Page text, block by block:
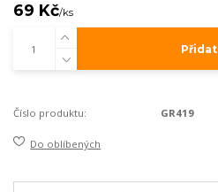
69 Kč/ks
Číslo produktu: GR419
Do oblíbených